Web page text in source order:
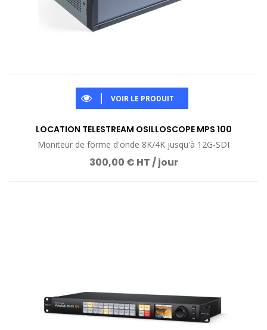
VOIR LE PRODUIT
LOCATION TELESTREAM OSILLOSCOPE MPS 100
Moniteur de forme d'onde 8K/4K jusqu'à 12G-SDI
300,00 € HT / jour